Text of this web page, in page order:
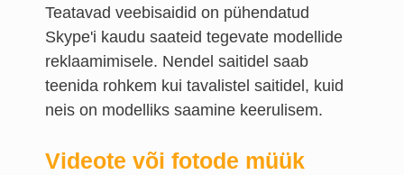
Teatavad veebisaidid on pühendatud
Skype'i kaudu saateid tegevate modellide
reklaamimisele. Nendel saitidel saab
teenida rohkem kui tavalistel saitidel, kuid
neis on modelliks saamine keerulisem.
Videote või fotode müük